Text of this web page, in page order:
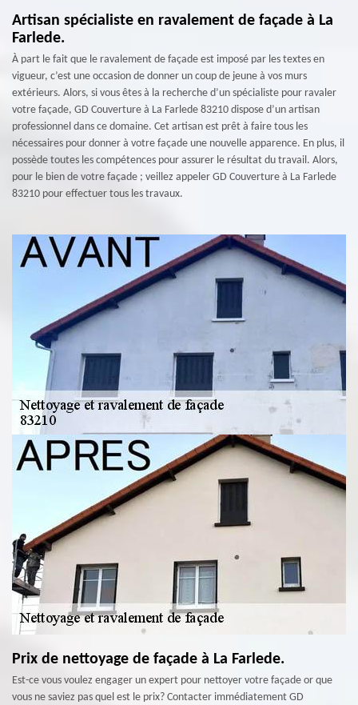
Artisan spécialiste en ravalement de façade à La
Farlede.
À part le fait que le ravalement de façade est imposé par les textes en
vigueur, c’est une occasion de donner un coup de jeune à vos murs
extérieurs. Alors, si vous êtes à la recherche d’un spécialiste pour ravaler
votre façade, GD Couverture à La Farlede 83210 dispose d’un artisan
professionnel dans ce domaine. Cet artisan est prêt à faire tous les
nécessaires pour donner à votre façade une nouvelle apparence. En plus, il
possède toutes les compétences pour assurer le résultat du travail. Alors,
pour le bien de votre façade ; veillez appeler GD Couverture à La Farlede
83210 pour effectuer tous les travaux.
Prix de nettoyage de façade à La Farlede.
Est-ce vous voulez engager un expert pour nettoyer votre façade or que
vous ne saviez pas quel est le prix? Contacter immédiatement GD